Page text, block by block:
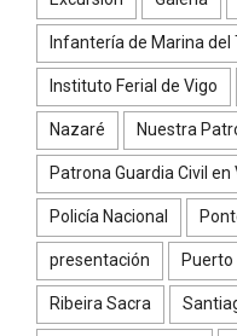
Infantería de Marina del
Instituto Ferial de Vigo
Nazaré Nuestra
Patrona Guardia Civil en
Policía Nacional
presentación Puerto
Ribeira Sacra